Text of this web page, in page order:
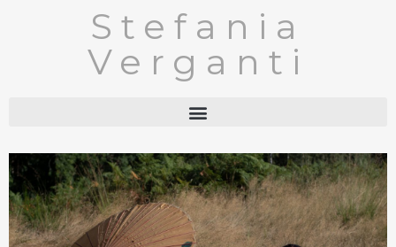
Stefania
Verganti